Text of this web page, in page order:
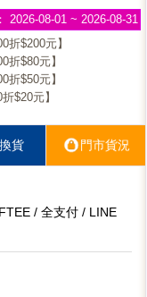
2026-08-01 ~ 2026-08-31
折$200元】
折$80元】
折$50元】
$20元】
貨 門市貨況
/ 全支付 / LINE